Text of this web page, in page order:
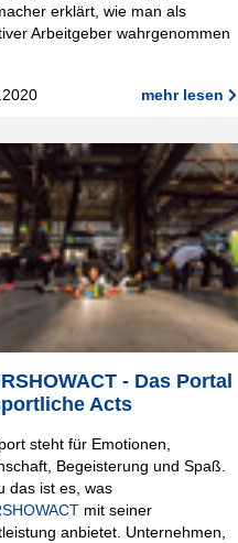
erklärt, wie man als
Arbeitgeber wahrgenommen
mehr lesen
- Das Portal
Acts
steht für Emotionen,
Begeisterung und Spaß.
das ist es, was
mit seiner
anbietet. Unternehmen,